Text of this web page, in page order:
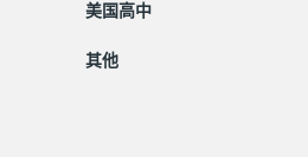
美国高中
其他